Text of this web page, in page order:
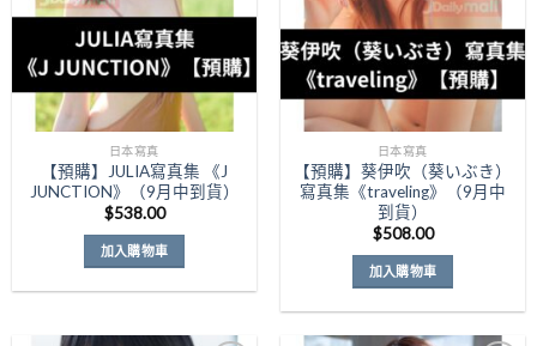
日本寫真
【預購】JULIA寫真集 《J
JUNCTION》（9月中到貨）
$538.00
加入購物車
日本寫真
【預購】葵伊吹（葵いぶき）
寫真集《traveling》（9月中
到貨）
$508.00
加入購物車